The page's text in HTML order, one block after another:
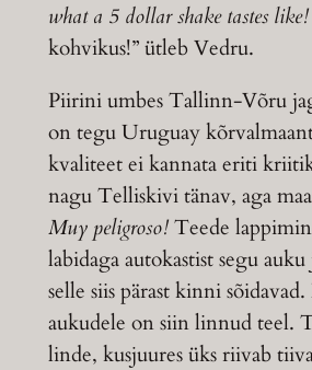
what a 5 dollar shake tastes like!
kohvikus!” ütleb Vedru.
Piirini umbes Tallinn-Võru
on tegu Uruguay
kvaliteet ei kannata eriti
nagu Telliskivi tänav, aga
Muy peligroso!Teede
labidaga autokastist segu
selle siis pärast kinni sõidavad.
aukudele on siin linnud teel.
linde, kusjuures üks riivab